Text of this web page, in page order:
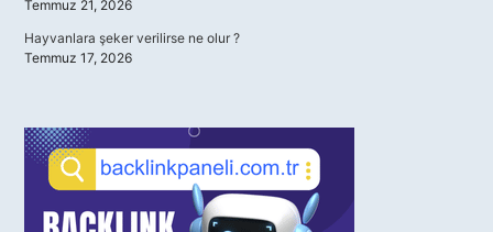
Temmuz 21, 2026
Hayvanlara şeker verilirse ne olur ?
Temmuz 17, 2026